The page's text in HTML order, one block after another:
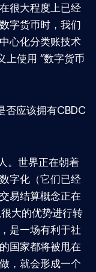
很大程度上已经
字货币时，我们
心化分类账技术
上使用 “数字货币
否应该拥有CBDC
。世界正在朝着
字化（它们已经
易结算概念正在
大的优势进行转
是一场有利于社
国家都将被甩在
，就会形成一个